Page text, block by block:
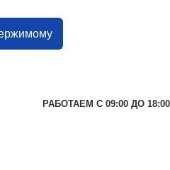
РАБОТАЕМ С 09:00 ДО 18:00